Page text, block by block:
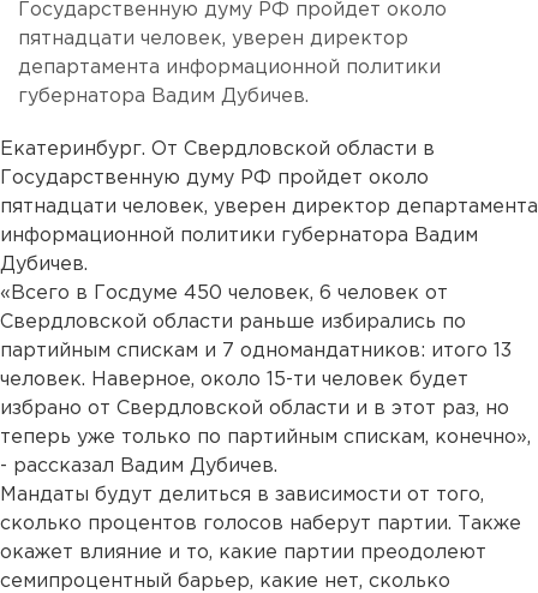
Государственную думу РФ пройдет около
пятнадцати человек, уверен директор
департамента информационной политики
губернатора Вадим Дубичев.
Екатеринбург. От Свердловской области в
Государственную думу РФ пройдет около
пятнадцати человек, уверен директор департамента
информационной политики губернатора Вадим
Дубичев.
«Всего в Госдуме 450 человек, 6 человек от
Свердловской области раньше избирались по
партийным спискам и 7 одномандатников: итого 13
человек. Наверное, около 15-ти человек будет
избрано от Свердловской области и в этот раз, но
теперь уже только по партийным спискам, конечно»,
- рассказал Вадим Дубичев.
Мандаты будут делиться в зависимости от того,
сколько процентов голосов наберут партии. Также
окажет влияние и то, какие партии преодолеют
семипроцентный барьер, какие нет, сколько